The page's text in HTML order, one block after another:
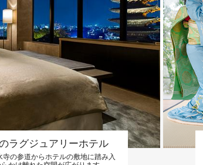
ラグジュアリーホテル
寺の参道からホテルの敷地に踏み入